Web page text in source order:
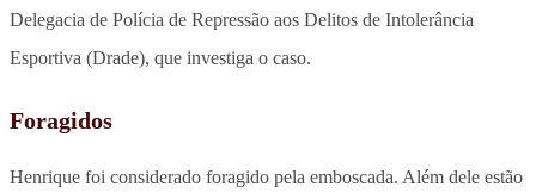
Delegacia de Polícia de Repressão aos Delitos de Intolerância
Esportiva (Drade), que investiga o caso.
Foragidos
Henrique foi considerado foragido pela emboscada. Além dele estão